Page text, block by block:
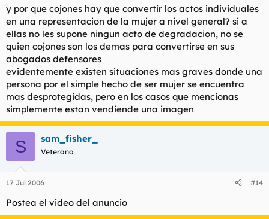
Hazteoir.org ha iniciado un ciberboicot contra la
publicidad de Magnum que protagoniza Paz Vega. A
juicio de esta plataforma web, las imágenes atacan " la
dignidad femenina al presentar a dos mujeres en
actitudes homosexuales para incrementar las ventas",
tal y como recoge el blog Escolar.net.
Esto es una gilipollez.
La mujer se degrada diariamente en publicidad y en otros
ámbitos. No creo que este ejemplo de anuncio despunte en
nada. No hay más que ver las azafatas del carrefour que te
ofrecen zumos tropicales, las que sostienen los paragüas en las
carreras de motos, las que posan para revistas, las que aspiran
a casarse con un viejo con pasta...
Si esos son unos ejemplos que vemos día a día, yo desde luego,
no me extraño de la poca dignidad de la mujer. Ella misma lo
demuestra con sus actos.
y por que cojones hay que convertir los actos individuales
en una representacion de la mujer a nivel general? si a
ellas no les supone ningun acto de degradacion, no se
quien cojones son los demas para convertirse en sus
abogados defensores
evidentemente existen situaciones mas graves donde una
persona por el simple hecho de ser mujer se encuentra
mas desprotegidas, pero en los casos que mencionas
simplemente estan vendiende una imagen
S sam_fisher_
Veterano
17 Jul 2006 #14
Postea el video del anuncio